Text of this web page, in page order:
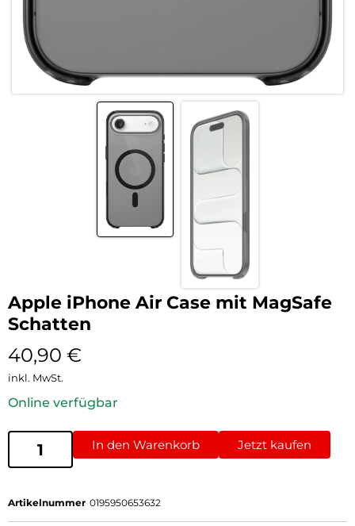
Apple iPhone Air Case mit MagSafe
Schatten
40,90 €
inkl. MwSt.
Online verfügbar
In den Warenkorb Jetzt kaufen
Artikelnummer 0195950653632